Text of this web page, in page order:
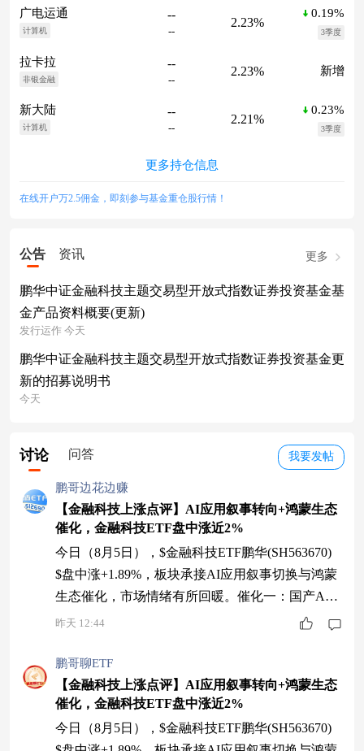
广电运通
计算机
--
--
2.23%
0.19%
3季度
拉卡拉
非银金融
--
--
2.23% 新增
新大陆
计算机
--
--
2.21%
0.23%
3季度
更多持仓信息
在线开户万2.5佣金，即刻参与基金重仓股行情！
公告 资讯 更多
鹏华中证金融科技主题交易型开放式指数证券投资基金基
金产品资料概要(更新)
发行运作 今天
鹏华中证金融科技主题交易型开放式指数证券投资基金更
新的招募说明书
今天
我要发帖
讨论 问答
鹏哥边花边赚
【金融科技上涨点评】AI应用叙事转向+鸿蒙生态
催化，金融科技ETF盘中涨近2%
今日（8月5日），$金融科技ETF鹏华(SH563670)
$盘中涨+1.89%，板块承接AI应用叙事切换与鸿蒙
生态催化，市场情绪有所回暖。催化一：国产AI
叙事逻辑转向，企业级应用打开金融IT新空间据最
DeepSeek V4 Flash等在能力、速度、价格三维综合
指标上达到全球第一梯队水平，中美模型差距正处
于缩近小周期。市场此前担心软件公司被AI颠
覆，但企
昨天 12:44
鹏哥聊ETF
【金融科技上涨点评】AI应用叙事转向+鸿蒙生态
催化，金融科技ETF盘中涨近2%
今日（8月5日），$金融科技ETF鹏华(SH563670)